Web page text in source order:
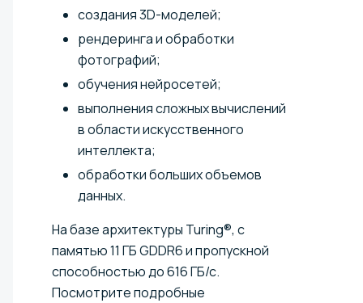
создания 3D-моделей;
рендеринга и обработки
фотографий;
обучения нейросетей;
выполнения сложных вычислений
в области искусственного
интеллекта;
обработки больших объемов
данных.
На базе архитектуры Turing®, с
памятью 11 ГБ GDDR6 и пропускной
способностью до 616 ГБ/с.
Посмотрите подробные